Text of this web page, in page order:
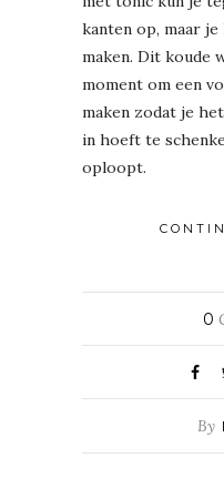
kanten op, maar
maken. Dit koude
moment om een
maken zodat je
in hoeft te
oploopt.
0
By